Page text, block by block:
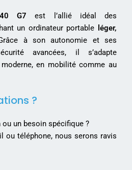
G7 est l’allié idéal des
un ordinateur portable
léger,
à son autonomie et ses
avancées, il s’adapte
en mobilité comme au
?
un besoin spécifique ?
ou téléphone, nous serons ravis